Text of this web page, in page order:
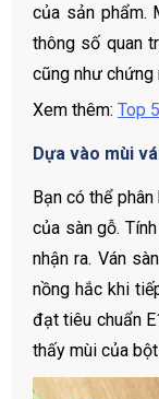
của sản phẩm.
thông số quan
cũng như chứng
Xem thêm: Top
Dựa vào mùi
Bạn có thể
của sàn gỗ.
nhận ra. Ván
nồng hắc khi
đạt tiêu chuẩn
thấy mùi của